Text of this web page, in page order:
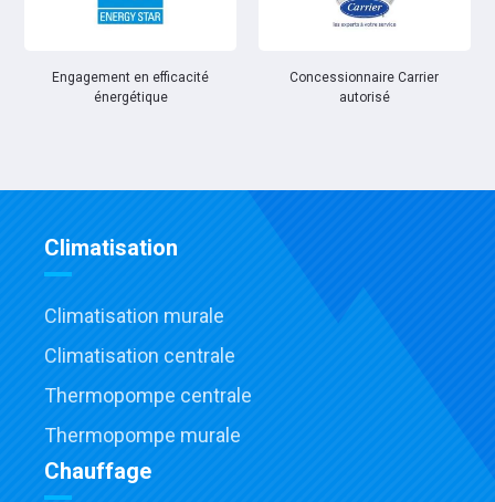
Engagement en efficacité
énergétique
Concessionnaire Carrier
autorisé
Climatisation
Climatisation murale
Climatisation centrale
Thermopompe centrale
Thermopompe murale
Chauffage